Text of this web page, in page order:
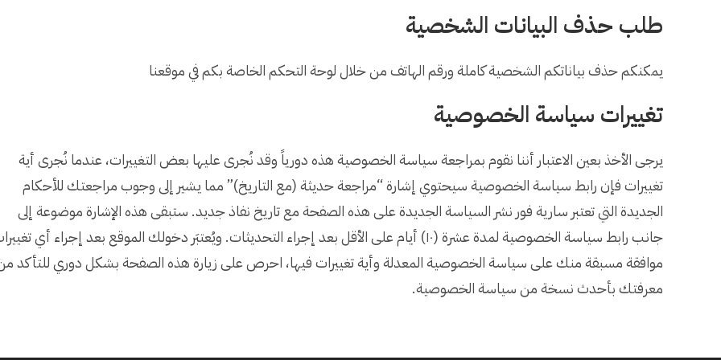
طلب حذف البيانات الشخصية
يمكنكم حذف بياناتكم الشخصية كاملة ورقم الهاتف من خلال لوحة التحكم الخاصة بكم في موقعنا
تغييرات سياسة الخصوصية
يرجى الأخذ بعين الاعتبار أننا نقوم بمراجعة سياسة الخصوصية هذه دورياً وقد نُجرى عليها بعض التغييرات، عندما نُجرى أية
تغييرات فإن رابط سياسة الخصوصية سيحتوي إشارة “مراجعة حديثة (مع التاريخ)” مما يشير إلى وجوب مراجعتك للأحكام
الجديدة التي تعتبر سارية فور نشر السياسة الجديدة على هذه الصفحة مع تاريخ نفاذ جديد. ستبقى هذه الإشارة موضوعة إلى
جانب رابط سياسة الخصوصية لمدة عشرة (١٠) أيام على الأقل بعد إجراء التحديثات. ويُعتبَر دخولك الموقع بعد إجراء أي
موافقة مسبقة منك على سياسة الخصوصية المعدلة وأية تغييرات فيها، احرص على زيارة هذه الصفحة بشكل دوري للتأكد
معرفتك بأحدث نسخة من سياسة الخصوصية.